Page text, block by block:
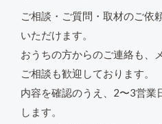
ご相談・ご質問・取材のご依
いただけます。
おうちの方からのご連絡も、
ご相談も歓迎しております。
内容を確認のうえ、2〜3営業
します。